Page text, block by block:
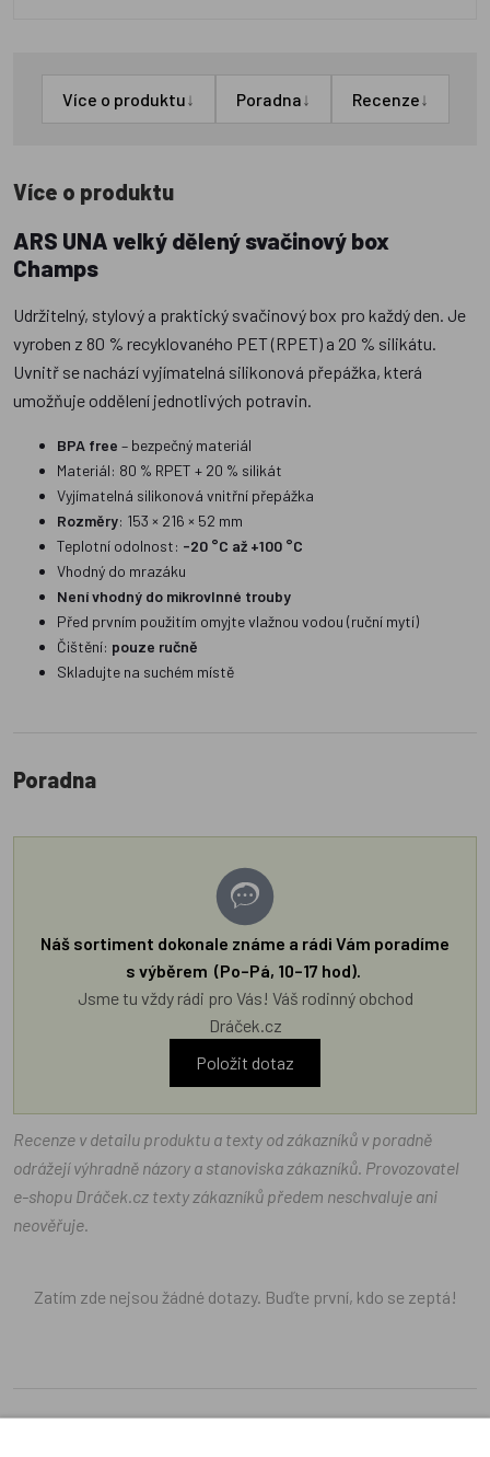
Více o produktu↓ Poradna↓ Recenze↓
Více o produktu
ARS UNA velký dělený svačinový box
Champs
Udržitelný, stylový a praktický svačinový box pro každý den. Je
vyroben z 80 % recyklovaného PET (RPET) a 20 % silikátu.
Uvnitř se nachází vyjímatelná silikonová přepážka, která
umožňuje oddělení jednotlivých potravin.
BPA free – bezpečný materiál
Materiál: 80 % RPET + 20 % silikát
Vyjímatelná silikonová vnitřní přepážka
Rozměry: 153 × 216 × 52 mm
Teplotní odolnost: -20 °C až +100 °C
Vhodný do mrazáku
Není vhodný do mikrovlnné trouby
Před prvním použitím omyjte vlažnou vodou (ruční mytí)
Čištění: pouze ručně
Skladujte na suchém místě
Poradna
Náš sortiment dokonale známe a rádi Vám poradíme
s výběrem (Po–Pá, 10–17 hod).
Jsme tu vždy rádi pro Vás! Váš rodinný obchod
Dráček.cz
Položit dotaz
Recenze v detailu produktu a texty od zákazníků v poradně
odrážejí výhradně názory a stanoviska zákazníků. Provozovatel
e-shopu Dráček.cz texty zákazníků předem neschvaluje ani
neověřuje.
Zatím zde nejsou žádné dotazy. Buďte první, kdo se zeptá!